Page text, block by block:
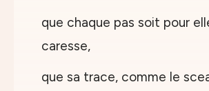
que chaque pas soit pour
caresse,
que sa trace, comme le